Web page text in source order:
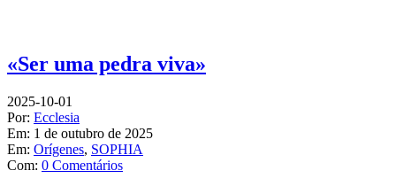
«Ser uma pedra viva»
2025-10-01
Por: Ecclesia
Em: 1 de outubro de 2025
Em: Orígenes, SOPHIA
Com: 0 Comentários